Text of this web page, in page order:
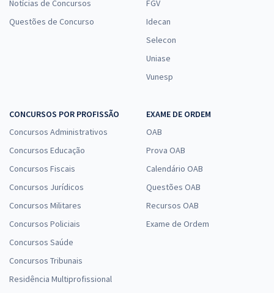
Notícias de Concursos
Questões de Concurso
FGV
Idecan
Selecon
Uniase
Vunesp
CONCURSOS POR PROFISSÃO
Concursos Administrativos
Concursos Educação
Concursos Fiscais
Concursos Jurídicos
Concursos Militares
Concursos Policiais
Concursos Saúde
Concursos Tribunais
Residência Multiprofissional
EXAME DE ORDEM
OAB
Prova OAB
Calendário OAB
Questões OAB
Recursos OAB
Exame de Ordem